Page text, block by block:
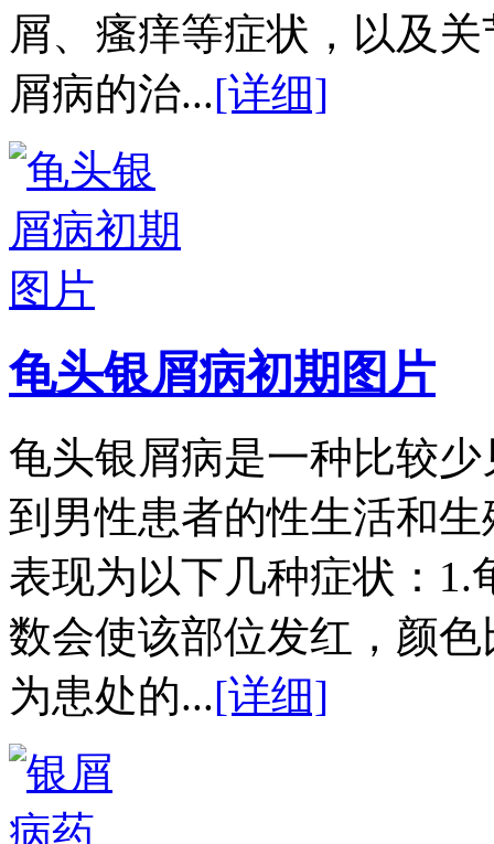
屑、瘙痒等症状，以及
屑病的治...[详细]
龟头银屑病初期图片
龟头银屑病是一种比较
到男性患者的性生活和
表现为以下几种症状：
数会使该部位发红，颜
为患处的...[详细]